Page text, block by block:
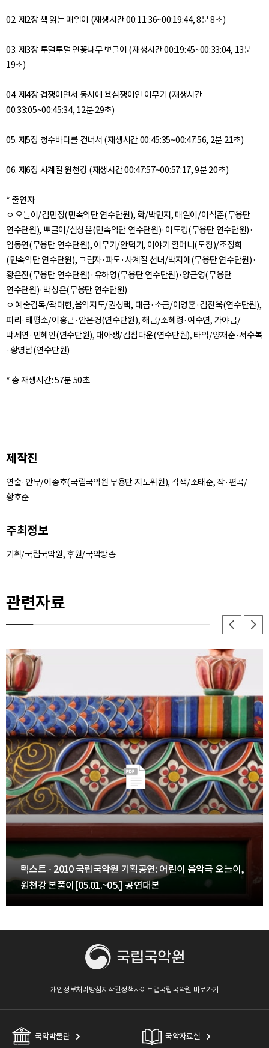
02. 제2장 책 읽는 매일이 (재생시간 00:11:36~00:19:44, 8분 8초)
03. 제3장 투덜투덜 연꽃나무 뽀글이 (재생시간 00:19:45~00:33:04, 13분
19초)
04. 제4장 겁쟁이면서 동시에 욕심쟁이인 이무기 (재생시간
00:33:05~00:45:34, 12분 29초)
05. 제5장 청수바다를 건너서 (재생시간 00:45:35~00:47:56, 2분 21초)
06. 제6장 사계절 원천강 (재생시간 00:47:57~00:57:17, 9분 20초)
* 출연자
ㅇ 오늘이/김민정(민속악단 연수단원), 학/박민지, 매일이/이석준(무용단
연수단원), 뽀글이/심상윤(민속악단 연수단원)·이도경(무용단 연수단원)·
임동연(무용단 연수단원), 이무기/안덕기, 이야기 할머니(도창)/조정희
(민속악단 연수단원), 그림자·파도·사계절 선녀/박지애(무용단 연수단원)·
황은진(무용단 연수단원)·유하영(무용단 연수단원)·양근영(무용단
연수단원)·박성은(무용단 연수단원)
ㅇ 예술감독/곽태헌,음악지도/권성택, 대금·소금/이명훈·김진욱(연수단원),
피리·태평소/이홍근·안은경(연수단원), 해금/조혜령·여수연, 가야금/
박세연·민혜인(연수단원), 대아쟁/김참다운(연수단원), 타악/양재춘·서수복
·황영남(연수단원)
* 총 재생시간: 57분 50초
제작진
연출·안무/이종호(국립국악원 무용단 지도위원), 각색/조태준, 작·편곡/
황호준
주최정보
기획/국립국악원, 후원/국악방송
관련자료
텍스트 - 2010 국립국악원 기획공연: 어린이 음악극 오늘이,
원천강 본풀이[05.01.~05.] 공연대본
개인정보처리방침저작권정책사이트맵국립국악원 바로가기
국악박물관 국악자료실